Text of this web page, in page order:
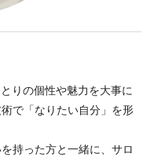
りの個性や魅力を大事に
で「なりたい自分」を形
持った方と一緒に、サロ